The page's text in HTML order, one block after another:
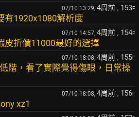
07/10 13:29, 4周前 , 153F
有1920x1080解析度
07/10 14:57, 4周前 , 154F
皮折價11000最好的選擇
07/10 18:08, 4周前 , 155F
階，看了實際覺得傷眼，日常操
07/10 18:08, 4周前 , 156F
xz1